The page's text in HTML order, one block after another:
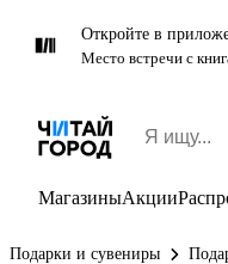
Откройте в
Место встречи с
МагазиныАкции
Подарки и сувениры